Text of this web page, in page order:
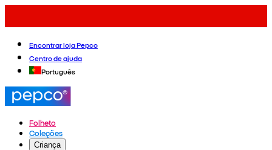
Encontrar loja Pepco
Centro de ajuda
Português
Folheto
Coleções
Criança